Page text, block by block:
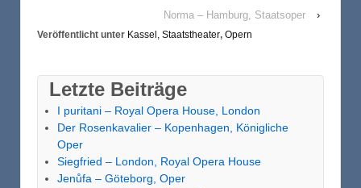
Norma – Hamburg, Staatsoper
›
Veröffentlicht unter Kassel, Staatstheater, Opern
Letzte Beiträge
I puritani – Royal Opera House, London
Der Rosenkavalier – Kopenhagen, Königliche
Oper
Siegfried – London, Royal Opera House
Jenůfa – Göteborg, Oper